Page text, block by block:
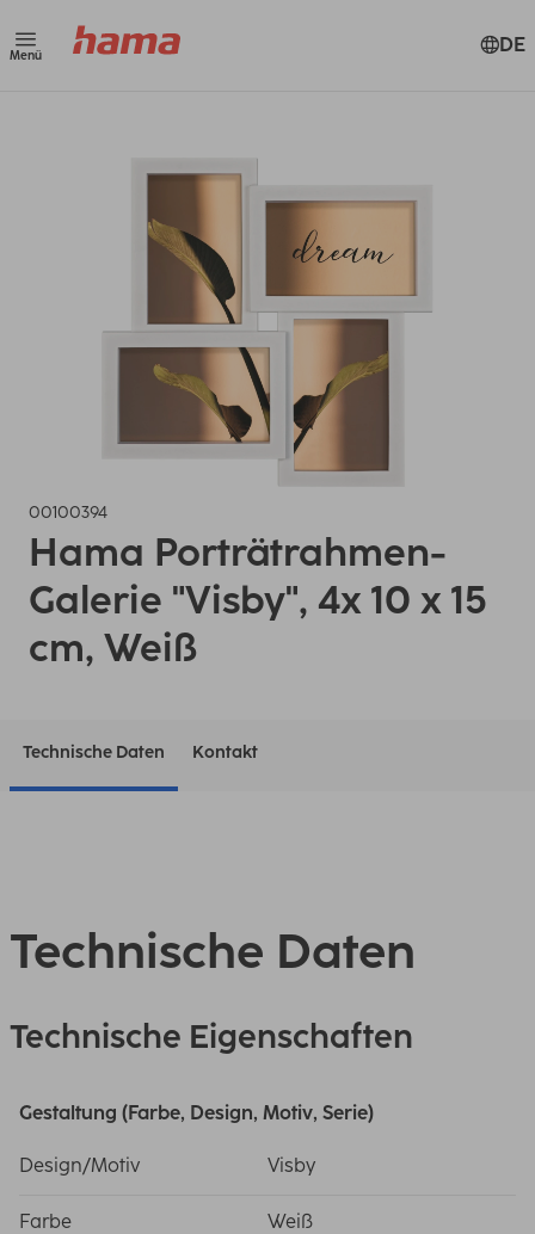
Menü DE
00100394
Hama Porträtrahmen-
Galerie "Visby", 4x 10 x 15
cm, Weiß
Technische Daten Kontakt
Technische Daten
Technische Eigenschaften
Gestaltung (Farbe, Design, Motiv, Serie)
Design/Motiv Visby
Farbe Weiß